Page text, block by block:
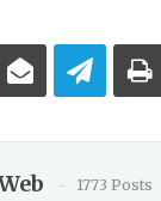
1773 Posts